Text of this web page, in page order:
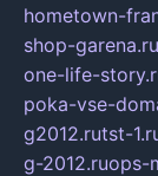
hometown-
shop-garena.ru
one-life-
poka-vse-
g2012.rutst-
g-2012.ruops-